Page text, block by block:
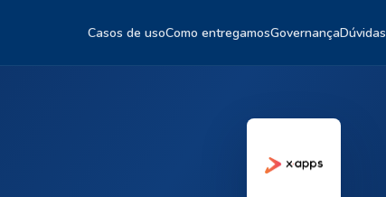
Casos de usoComo entregamosGovernançaDúvidas